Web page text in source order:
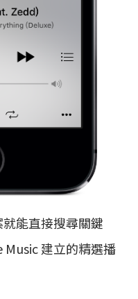
能直接搜尋關鍵
建立的精選播